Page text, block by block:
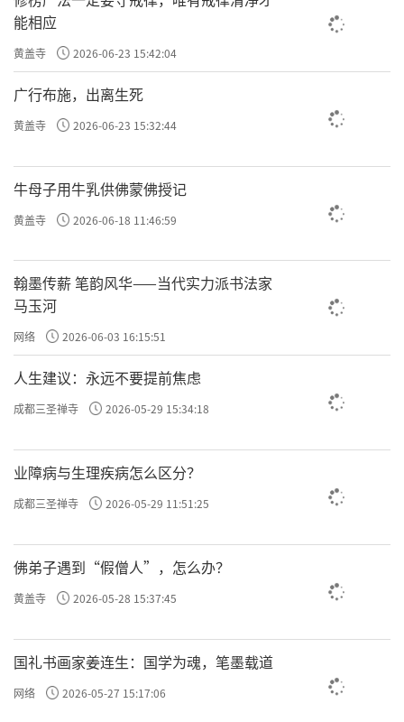
能相应
黄盖寺 2026-06-23 15:42:04
广行布施，出离生死
黄盖寺 2026-06-23 15:32:44
牛母子用牛乳供佛蒙佛授记
黄盖寺 2026-06-18 11:46:59
翰墨传薪 笔韵风华——当代实力派书法家
马玉河
网络 2026-06-03 16:15:51
人生建议：永远不要提前焦虑
成都三圣禅寺 2026-05-29 15:34:18
业障病与生理疾病怎么区分？
成都三圣禅寺 2026-05-29 11:51:25
佛弟子遇到“假僧人”，怎么办？
黄盖寺 2026-05-28 15:37:45
国礼书画家姜连生：国学为魂，笔墨载道
网络 2026-05-27 15:17:06